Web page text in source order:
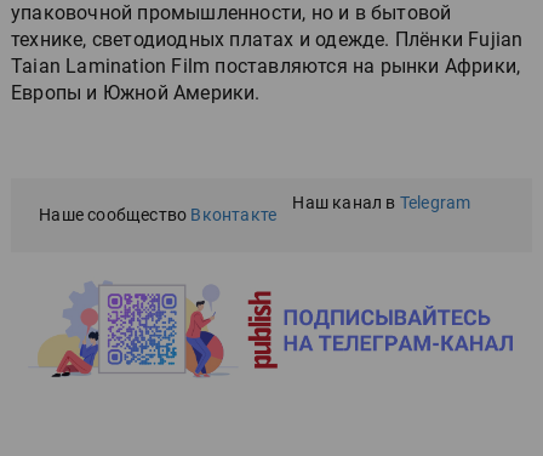
упаковочной промышленности, но и в бытовой
технике, светодиодных платах и одежде. Плёнки Fujian
Taian Lamination Film поставляются на рынки Африки,
Европы и Южной Америки.
Наше сообщество Вконтакте
Наш канал в Telegram